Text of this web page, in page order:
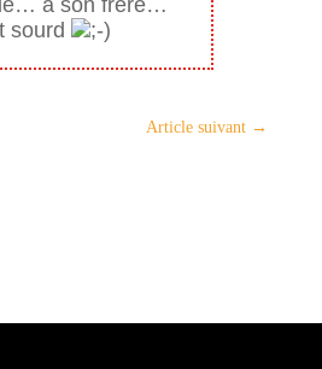
sourd
Article suivant →